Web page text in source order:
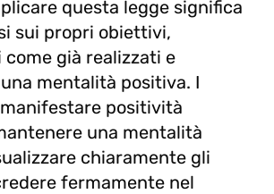
questa legge significa
sui propri obiettivi,
già realizzati e
mentalità positiva. I
positività
una mentalità
chiaramente gli
fermamente nel